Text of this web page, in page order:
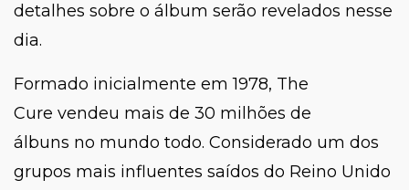
detalhes sobre o álbum serão revelados nesse
dia.
Formado inicialmente em 1978, The
Cure vendeu mais de 30 milhões de
álbuns no mundo todo. Considerado um dos
grupos mais influentes saídos do Reino Unido